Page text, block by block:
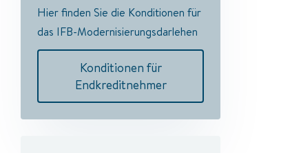
Hier finden Sie die Konditionen für
das IFB-Modernisierungsdarlehen
Konditionen für
Endkreditnehmer